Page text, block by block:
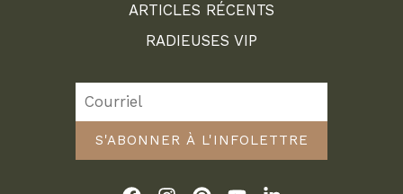
ARTICLES RÉCENTS
RADIEUSES VIP
S'ABONNER À L'INFOLETTRE